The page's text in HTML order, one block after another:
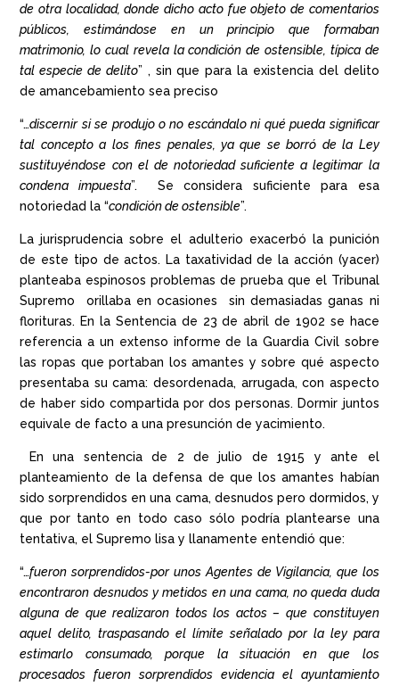
de otra localidad, donde dicho acto fue objeto de comentarios
públicos, estimándose en un principio que formaban
matrimonio, lo cual revela la condición de ostensible, típica de
tal especie de delito” , sin que para la existencia del delito
de amancebamiento sea preciso
“…discernir si se produjo o no escándalo ni qué pueda significar
tal concepto a los fines penales, ya que se borró de la Ley
sustituyéndose con el de notoriedad suficiente a legitimar la
condena impuesta”. Se considera suficiente para esa
notoriedad la “condición de ostensible”.
La jurisprudencia sobre el adulterio exacerbó la punición
de este tipo de actos. La taxatividad de la acción (yacer)
planteaba espinosos problemas de prueba que el Tribunal
Supremo orillaba en ocasiones sin demasiadas ganas ni
florituras. En la Sentencia de 23 de abril de 1902 se hace
referencia a un extenso informe de la Guardia Civil sobre
las ropas que portaban los amantes y sobre qué aspecto
presentaba su cama: desordenada, arrugada, con aspecto
de haber sido compartida por dos personas. Dormir juntos
equivale de facto a una presunción de yacimiento.
En una sentencia de 2 de julio de 1915 y ante el
planteamiento de la defensa de que los amantes habían
sido sorprendidos en una cama, desnudos pero dormidos, y
que por tanto en todo caso sólo podría plantearse una
tentativa, el Supremo lisa y llanamente entendió que:
“…fueron sorprendidos-por unos Agentes de Vigilancia, que los
encontraron desnudos y metidos en una cama, no queda duda
alguna de que realizaron todos los actos – que constituyen
aquel delito, traspasando el límite señalado por la ley para
estimarlo consumado, porque la situación en que los
procesados fueron sorprendidos evidencia el ayuntamiento